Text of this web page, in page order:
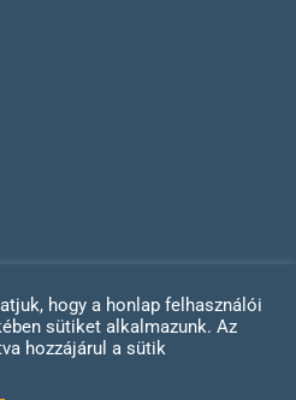
Adatvédelem
hogy a honlap felhasználói
sütiket alkalmazunk. Az
hozzájárul a sütik